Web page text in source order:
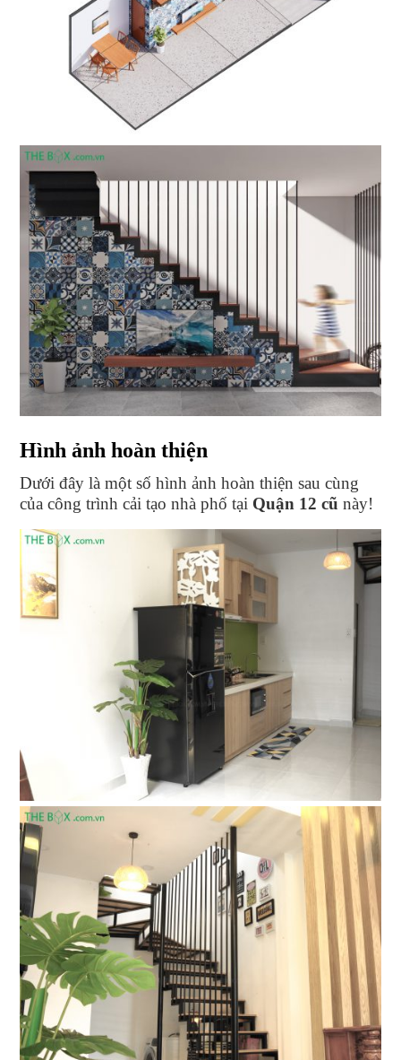
Hình ảnh hoàn thiện
Dưới đây là một số hình ảnh hoàn thiện sau cùng
của công trình cải tạo nhà phố tại Quận 12 cũ này!